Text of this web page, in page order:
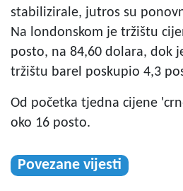
stabilizirale, jutros su
Na londonskom je tržištu
posto, na 84,60 dolara, dok
tržištu barel poskupio 4,3
Od početka tjedna cijene
oko 16 posto.
Povezane vijesti